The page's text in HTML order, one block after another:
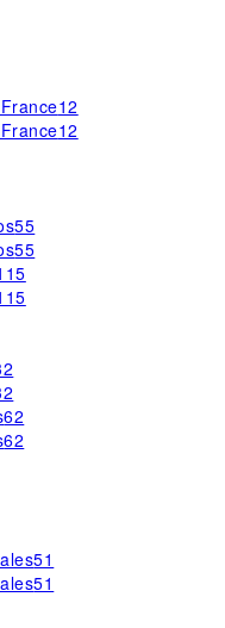
12
12
55
55
62
62
51
51